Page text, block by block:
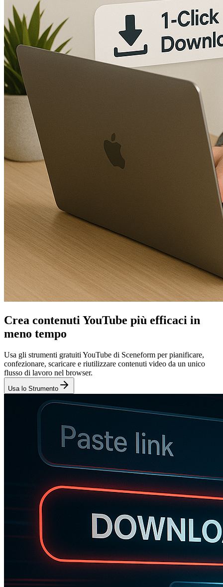
Crea contenuti YouTube più efficaci in
meno tempo
Usa gli strumenti gratuiti YouTube di Sceneform per pianificare,
confezionare, scaricare e riutilizzare contenuti video da un unico
flusso di lavoro nel browser.
Usa lo Strumento